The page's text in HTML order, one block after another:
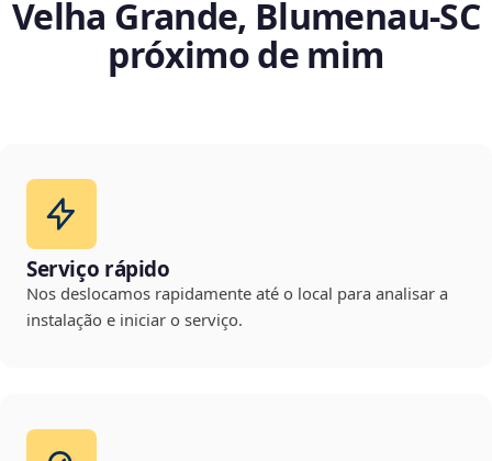
Velha Grande, Blumenau‑SC
próximo de mim
Serviço rápido
Nos deslocamos rapidamente até o local para analisar a
instalação e iniciar o serviço.